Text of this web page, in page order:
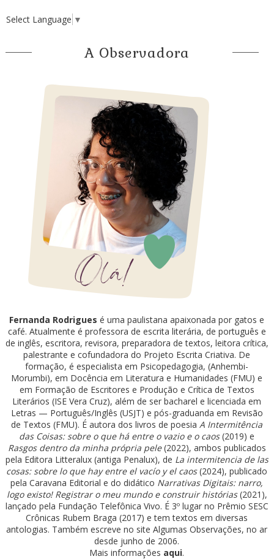
Select Language ▼
A Observadora
Fernanda Rodrigues é uma paulistana apaixonada por gatos e
café. Atualmente é professora de escrita literária, de português e
de inglês, escritora, revisora, preparadora de textos, leitora crítica,
palestrante e cofundadora do Projeto Escrita Criativa. De
formação, é especialista em Psicopedagogia, (Anhembi-
Morumbi), em Docência em Literatura e Humanidades (FMU) e
em Formação de Escritores e Produção e Crítica de Textos
Literários (ISE Vera Cruz), além de ser bacharel e licenciada em
Letras — Português/Inglês (USJT) e pós-graduanda em Revisão
de Textos (FMU). É autora dos livros de poesia A Intermitência
das Coisas: sobre o que há entre o vazio e o caos(2019) e
Rasgos dentro da minha própria pele(2022), ambos publicados
pela Editora Litteralux (antiga Penalux), de La intermitencia de las
cosas: sobre lo que hay entre el vacío y el caos(2024), publicado
pela Caravana Editorial e do didático Narrativas Digitais: narro,
logo existo! Registrar o meu mundo e construir histórias(2021),
lançado pela Fundação Telefônica Vivo. É 3º lugar no Prêmio SESC
Crônicas Rubem Braga (2017) e tem textos em diversas
antologias. Também escreve no site Algumas Observações, no ar
desde junho de 2006.
Mais informações aqui.